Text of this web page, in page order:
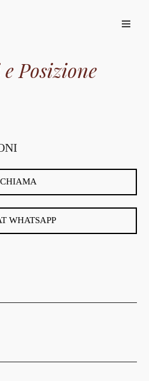
Posizione
CHIAMA
WHATSAPP